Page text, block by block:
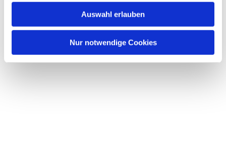
Auswahl erlauben
Nur notwendige Cookies